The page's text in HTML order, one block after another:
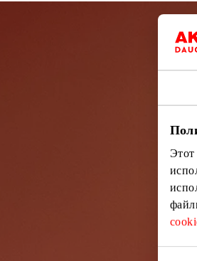
Этот